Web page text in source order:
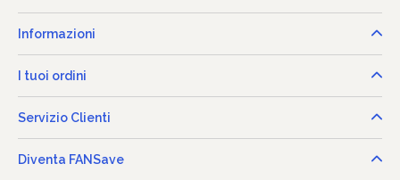
Informazioni
I tuoi ordini
Servizio Clienti
Diventa FANSave